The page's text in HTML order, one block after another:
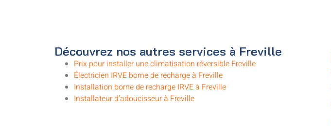
Découvrez nos autres services à Freville
Prix pour installer une climatisation réversible Freville
Électricien IRVE borne de recharge à Freville
Installation borne de recharge IRVE à Freville
Installateur d’adoucisseur à Freville